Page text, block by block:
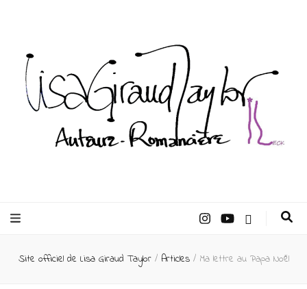
Taylor –
Site officiel de Lisa Giraud Taylor / Articles / Ma lettre au Papa Noël